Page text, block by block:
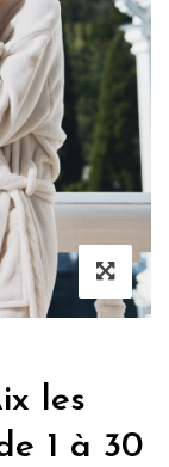
les
1 à 30